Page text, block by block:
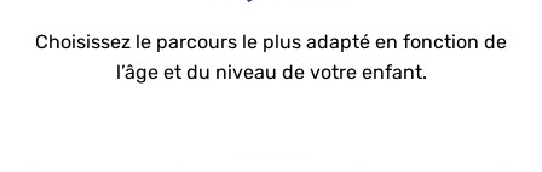
Choisissez le parcours le plus adapté en fonction de
l’âge et du niveau de votre enfant.